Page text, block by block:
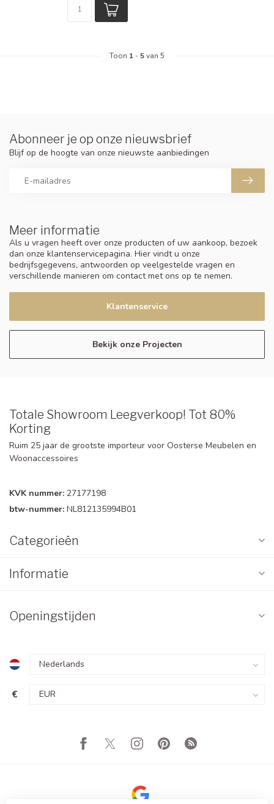
Toon 1 -5van 5
Meer informatie
Als u vragen heeft over onze producten of uw aankoop, bezoek
dan onze klantenservicepagina. Hier vindt u onze
bedrijfsgegevens, antwoorden op veelgestelde vragen en
verschillende manieren om contact met ons op te nemen.
Klantenservice
Bekijk onze Projecten
Abonneer je op onze nieuwsbrief
Blijf op de hoogte van onze nieuwste aanbiedingen
Totale Showroom Leegverkoop! Tot 80%
Korting
Ruim 25 jaar de grootste importeur voor Oosterse Meubelen en
Woonaccessoires
KVK nummer: 27177198
btw-nummer: NL812135994B01
Categorieën
Informatie
Openingstijden
€